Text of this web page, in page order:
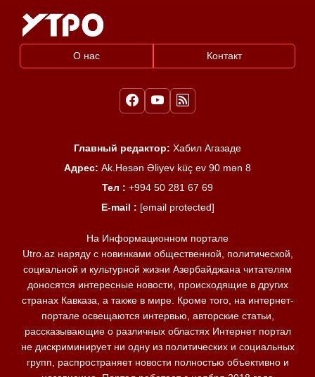
О нас Контакт
Главный редактор: Хабил Агазаде
Адрес: Ak.Həsən Əliyev küç ev 90 mən 8
Тел : +994 50 281 67 69
E-mail : [email protected]
На Информационном портале
Utro.az наряду с новинками общественной, политической,
социальной и культурной жизни Азербайджана читателям
доносятся интересные новости, происходящие в других
странах Кавказа, а также в мире. Кроме того, на интернет-
портале освещаются интервью, авторские статьи,
рассказывающие о различных областях Интернет портал
не дискриминирует ни одну из политических и социальных
групп, распространяет новости полностью объективно и